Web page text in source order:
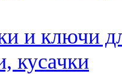
и ключи
кусачки